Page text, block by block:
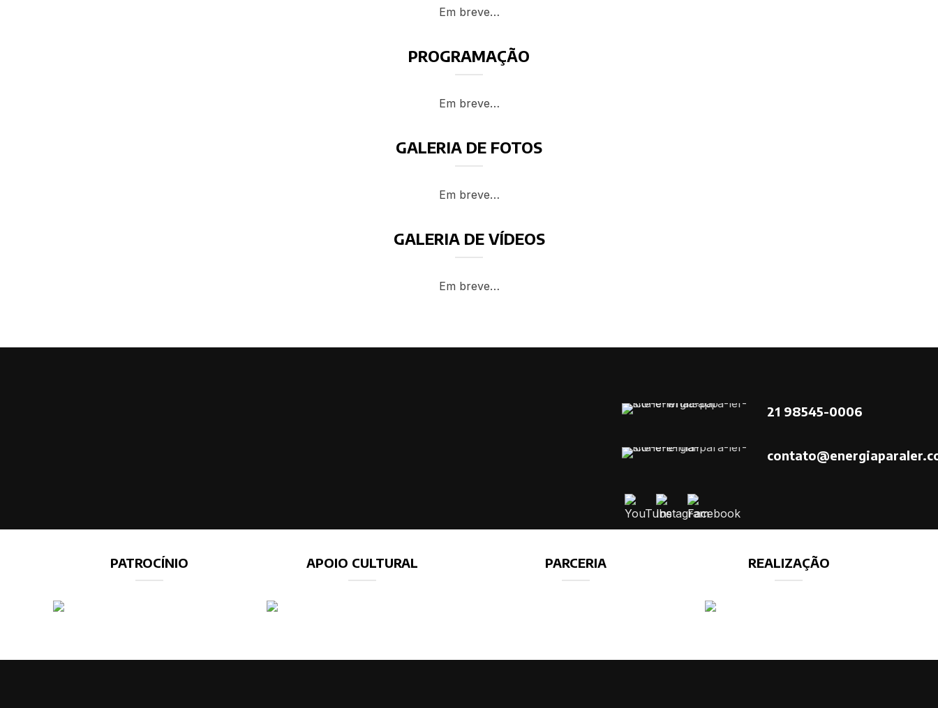
Em breve…
PROGRAMAÇÃO
Em breve…
GALERIA DE FOTOS
Em breve…
GALERIA DE VÍDEOS
Em breve…
21 98545-0006
PATROCÍNIO APOIO CULTURAL PARCERIA REALIZAÇÃO